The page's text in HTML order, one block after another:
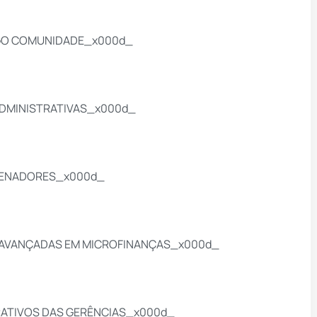
COMUNIDADE_x000d_
EM MICROFINANÇAS_x000d_
DAS GERÊNCIAS_x000d_